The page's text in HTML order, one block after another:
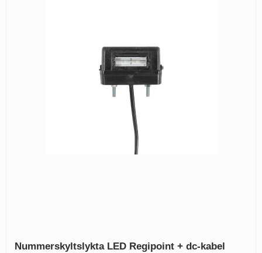
Nummerskyltslykta LED Regipoint + dc-kabel